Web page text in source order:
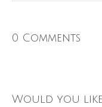
0 Comments
Would you